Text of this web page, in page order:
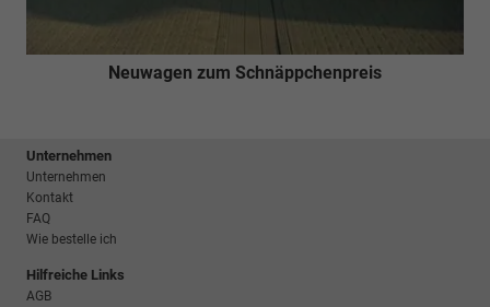
Neuwagen zum Schnäppchenpreis
Unternehmen
Unternehmen
Kontakt
FAQ
Wie bestelle ich
Hilfreiche Links
AGB